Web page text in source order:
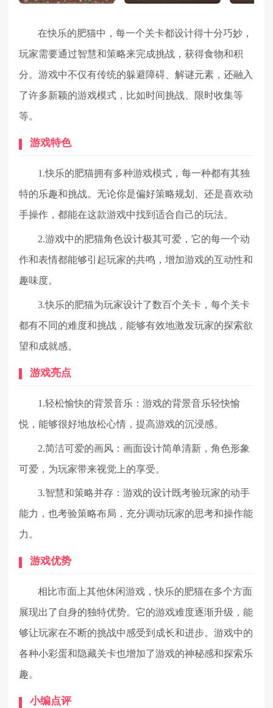
在快乐的肥猫中，每一个关卡都设计得十分巧妙，
玩家需要通过智慧和策略来完成挑战，获得食物和积
分。游戏中不仅有传统的躲避障碍、解谜元素，还融入
了许多新颖的游戏模式，比如时间挑战、限时收集等
等。
游戏特色
1.快乐的肥猫拥有多种游戏模式，每一种都有其独
特的乐趣和挑战。无论你是偏好策略规划、还是喜欢动
手操作，都能在这款游戏中找到适合自己的玩法。
2.游戏中的肥猫角色设计极其可爱，它的每一个动
作和表情都能够引起玩家的共鸣，增加游戏的互动性和
趣味度。
3.快乐的肥猫为玩家设计了数百个关卡，每个关卡
都有不同的难度和挑战，能够有效地激发玩家的探索欲
望和成就感。
游戏亮点
1.轻松愉快的背景音乐：游戏的背景音乐轻快愉
悦，能够很好地放松心情，提高游戏的沉浸感。
2.简洁可爱的画风：画面设计简单清新，角色形象
可爱，为玩家带来视觉上的享受。
3.智慧和策略并存：游戏的设计既考验玩家的动手
能力，也考验策略布局，充分调动玩家的思考和操作能
力。
游戏优势
相比市面上其他休闲游戏，快乐的肥猫在多个方面
展现出了自身的独特优势。它的游戏难度逐渐升级，能
够让玩家在不断的挑战中感受到成长和进步。游戏中的
各种小彩蛋和隐藏关卡也增加了游戏的神秘感和探索乐
趣。
小编点评